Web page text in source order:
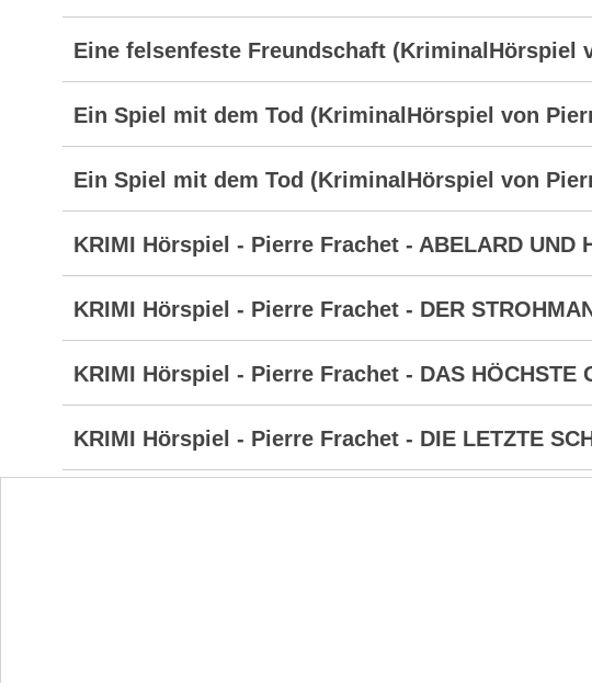
Eine felsenfeste Freundschaft (KriminalHörspiel
Ein Spiel mit dem Tod (KriminalHörspiel von
Ein Spiel mit dem Tod (KriminalHörspiel von
KRIMI Hörspiel - Pierre Frachet - ABELARD UND
KRIMI Hörspiel - Pierre Frachet - DER
KRIMI Hörspiel - Pierre Frachet - DAS HÖCHSTE
KRIMI Hörspiel - Pierre Frachet - DIE LETZTE